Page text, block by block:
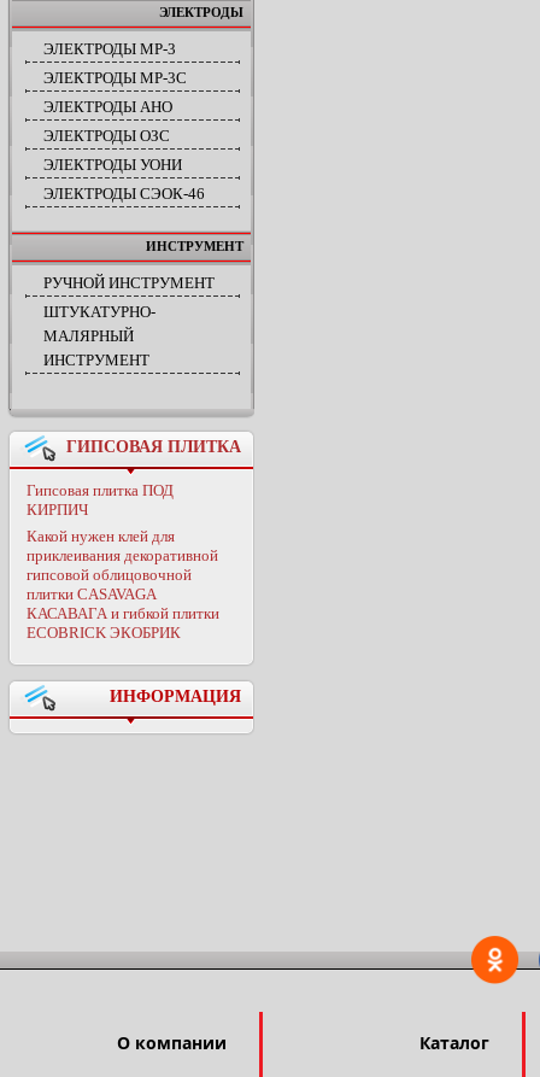
ЭЛЕКТРОДЫ
ЭЛЕКТРОДЫ МР-3
ЭЛЕКТРОДЫ МР-3С
ЭЛЕКТРОДЫ АНО
ЭЛЕКТРОДЫ ОЗС
ЭЛЕКТРОДЫ УОНИ
ЭЛЕКТРОДЫ СЭОК-46
ИНСТРУМЕНТ
РУЧНОЙ ИНСТРУМЕНТ
ШТУКАТУРНО-
МАЛЯРНЫЙ
ИНСТРУМЕНТ
ГИПСОВАЯ ПЛИТКА
Гипсовая плитка ПОД
КИРПИЧ
Какой нужен клей для
приклеивания декоративной
гипсовой облицовочной
плитки CASAVAGA
КАСАВАГА и гибкой плитки
ECOBRICK ЭКОБРИК
ИНФОРМАЦИЯ
О компании Каталог